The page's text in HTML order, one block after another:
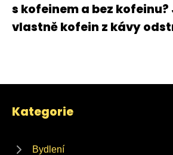
s kofeinem a bez kofeinu?
vlastně kofein z kávy
Kategorie
Bydlení